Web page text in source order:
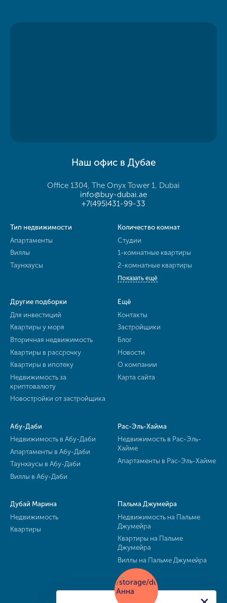
Наш офис в Дубае
Office 1304, The Onyx Tower 1, Dubai
info@buy-dubai.ae
+7(495)431-99-33
Тип недвижимости
Апартаменты
Виллы
Таунхаусы
Количество комнат
Студии
1-комнатные квартиры
2-комнатные квартиры
Показать ещё
Другие подборки
Для инвестиций
Квартиры у моря
Вторичная недвижимость
Квартиры в рассрочку
Квартиры в ипотеку
Недвижимость за
криптовалюту
Новостройки от застройщика
Ещё
Контакты
Застройщики
Блог
Новости
О компании
Карта сайта
Абу-Даби
Недвижимость в Абу-Даби
Апартаменты в Абу-Даби
Таунхаусы в Абу-Даби
Виллы в Абу-Даби
Рас-Эль-Хайма
Недвижимость в Рас-Эль-
Хайме
Апартаменты в Рас-Эль-Хайме
Дубай Марина
Недвижимость
Квартиры
Пальма Джумейра
Недвижимость на Пальме
Джумейра
Квартиры на Пальме
Джумейра
Виллы на Пальме Джумейра